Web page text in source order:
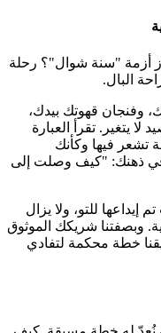
أزمة "سنة شوال"؟ رحلة
البال.
وفنجان قهوتك بيدك،
يتغير. تقرأ العبارة
50 ريالاً." لحظة تشعر فيها وكأنك
ذهنك: "كيف وصلت إلى
للتو، ولا يزال
وبصفتنا شريكك الموثوق
خطة محكمة لتفادي